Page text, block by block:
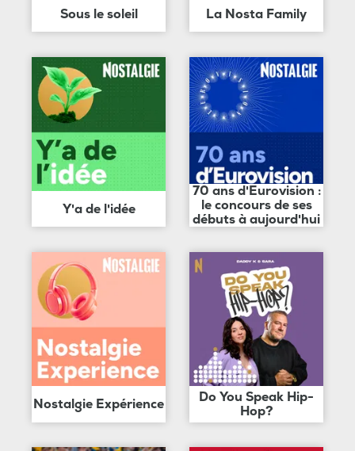
Sous le soleil La Nosta Family
Y'a de l'idée
70 ans d'Eurovision :
le concours de ses
débuts à aujourd'hui
Nostalgie Expérience
Do You Speak Hip-
Hop?